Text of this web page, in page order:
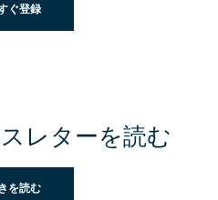
ぐ登録
レターを読む
を読む